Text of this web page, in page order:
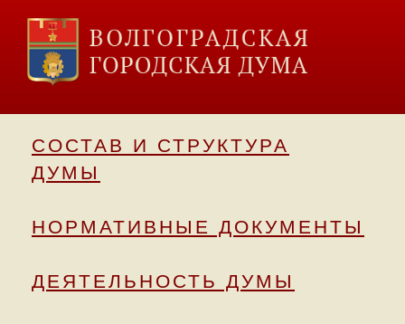
СОСТАВ И СТРУКТУРА
ДУМЫ
НОРМАТИВНЫЕ ДОКУМЕНТЫ
ДЕЯТЕЛЬНОСТЬ ДУМЫ